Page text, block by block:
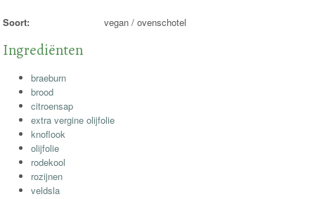
Soort: vegan / ovenschotel
Ingrediënten
braeburn
brood
citroensap
extra vergine olijfolie
knoflook
olijfolie
rodekool
rozijnen
veldsla